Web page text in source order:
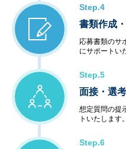
Step.4
書類作成
応募書類のサ
にサポートい
Step.5
面接・選考
想定質問の提
トいたします。
Step.6